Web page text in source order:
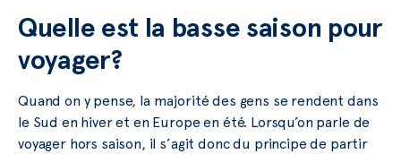
Quelle est la basse saison pour
voyager?
Quand on y pense, la majorité des gens se rendent dans
le Sud en hiver et en Europe en été. Lorsqu’on parle de
voyager hors saison, il s’agit donc du principe de partir